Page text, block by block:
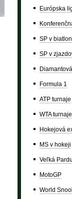
Európska
SP v
SP v
Formula 1
ATP turnaje
WTA turnaje
Hokejová
MS v hokeji
Veľká
MotoGP
World